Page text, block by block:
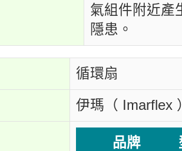
氣組件附近產
隱患。
循環扇
伊瑪（ Imarflex
品牌